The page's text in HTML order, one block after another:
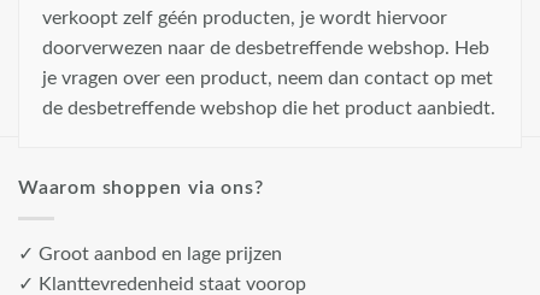
verkoopt zelf géén producten, je wordt hiervoor
doorverwezen naar de desbetreffende webshop. Heb
je vragen over een product, neem dan contact op met
de desbetreffende webshop die het product aanbiedt.
Waarom shoppen via ons?
✓ Groot aanbod en lage prijzen
✓ Klanttevredenheid staat voorop